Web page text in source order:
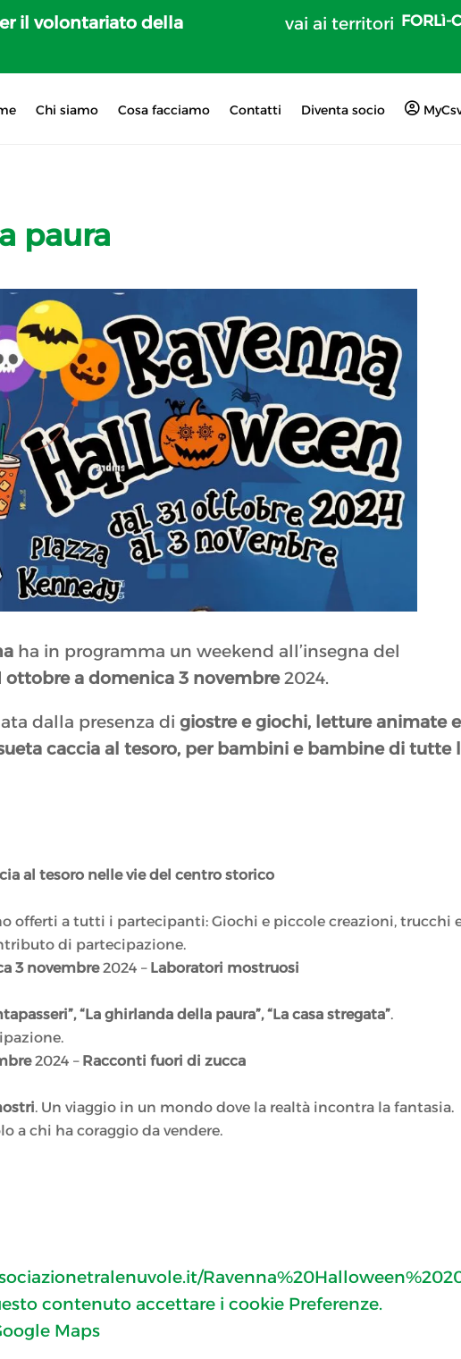
il volontariato della
vai ai territori FORLì-
Chi siamo Cosa facciamo Contatti Diventa socio
paura
ha in programma un weekend all’insegna del
ottobre a domenica 3 novembre2024.
dalla presenza di giostre e giochi, letture animate e
caccia al tesoro, per bambini e bambine di tutte
al tesoro nelle vie del centro storico
offerti a tutti i partecipanti: Giochi e piccole creazioni, trucchi
di partecipazione.
3 novembre2024 – Laboratori mostruosi
“La ghirlanda della paura”, “La casa stregata”.
2024 – Racconti fuori di zucca
. Un viaggio in un mondo dove la realtà incontra la fantasia.
a chi ha coraggio da vendere.
contenuto accettare i cookie Preferenze.
Maps